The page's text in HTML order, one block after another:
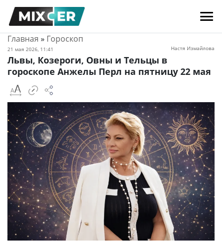
Главная » Гороскоп
21 мая 2026, 11:41 Настя Измайлова
Львы, Козероги, Овны и Тельцы в
гороскопе Анжелы Перл на пятницу 22 мая